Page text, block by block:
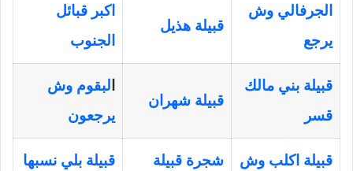
الجرفالي وش
يرجع
قبيلة هذيل
اكبر قبائل
الجنوب
قبيلة بني مالك
قسر
قبيلة شهران
لبقوم وش
يرجعون
قبيلة اكلب وش
شجرة قبيلة
قبيلة بلي نسبها